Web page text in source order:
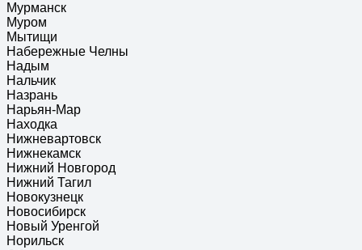
Мурманск
Муром
Мытищи
Набережные Челны
Надым
Нальчик
Назрань
Нарьян-Мар
Находка
Нижневартовск
Нижнекамск
Нижний Новгород
Нижний Тагил
Новокузнецк
Новосибирск
Новый Уренгой
Норильск